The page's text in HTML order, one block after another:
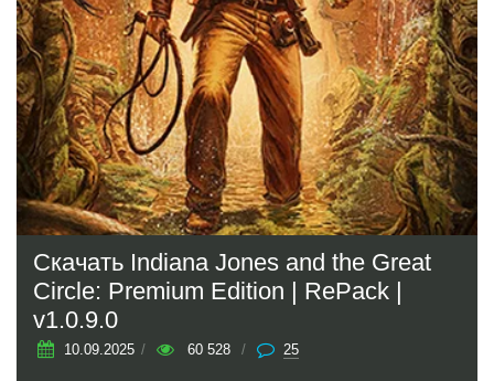
Скачать Indiana Jones and the Great
Circle: Premium Edition | RePack |
v1.0.9.0
10.09.2025 / 60 528 / 25